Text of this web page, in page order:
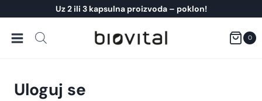
to
content
Uz 2 ili 3 kapsulna proizvoda – poklon!
0
Uloguj se